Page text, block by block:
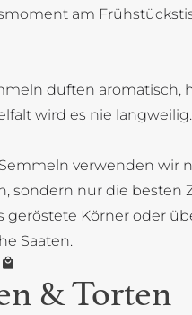
am
duften aromatisch,
wird es nie langweilig.
verwenden wir
sondern nur die besten
geröstete Körner oder
Saaten.
& Torten